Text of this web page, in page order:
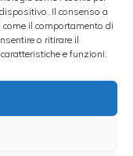
Il consenso a
il comportamento di
o ritirare il
e funzioni.
è causata
fruttosio,
un valido
20 calorie
vitamina C,